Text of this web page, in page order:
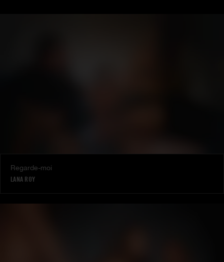
Regarde-moi
LANA ROY